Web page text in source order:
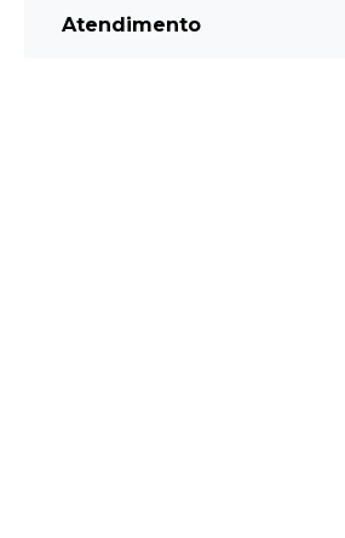
Atendimento